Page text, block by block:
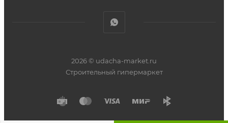
2026 © udacha-market.ru
Строительный гипермаркет